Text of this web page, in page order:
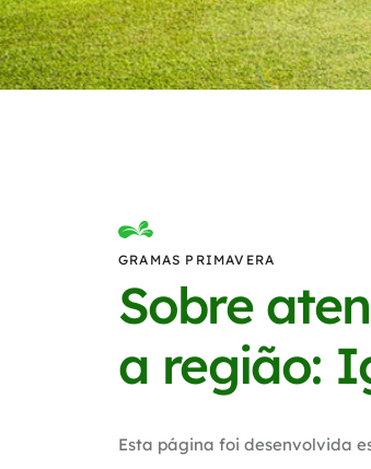
GRAMAS PRIMAVERA
Sobre
a região:
Esta página foi desenvolvida